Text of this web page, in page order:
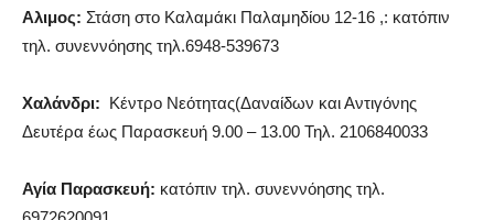
Αλιμος: Στάση στο Καλαμάκι Παλαμηδίου 12-16 ,: κατόπιν
τηλ. συνεννόησης τηλ.6948-539673
Χαλάνδρι: Κέντρο Νεότητας(Δαναίδων και Αντιγόνης
Δευτέρα έως Παρασκευή 9.00 – 13.00 Τηλ. 2106840033
Αγία Παρασκευή: κατόπιν τηλ. συνεννόησης τηλ.